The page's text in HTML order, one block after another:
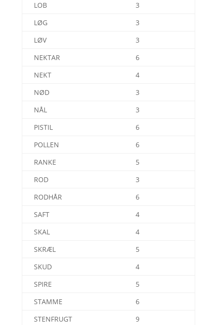
LOB
3
LØG
3
LØV
3
NEKTAR
6
NEKT
4
NØD
3
NÅL
3
PISTIL
6
POLLEN
6
RANKE
5
ROD
3
RODHÅR
6
SAFT
4
SKAL
4
SKRÆL
5
SKUD
4
SPIRE
5
STAMME
6
STENFRUGT
9